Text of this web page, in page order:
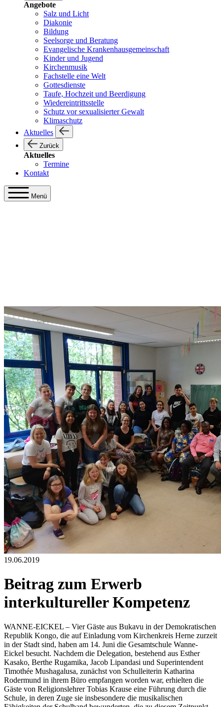
Angebote
Salz und Licht
Diakonie
Bildung
Seelsorge und Beratung
Evangelische Krankenhausgemeinschaft
Kinder und Jugend
Kirchenmusik
Fachstelle eine Welt
Gottesdienste
Taufe, Hochzeit und Beerdigung
Wiedereintrittsstelle
Schutz vor sexualisierter Gewalt
Klimaschutz
Aktuelles
Zurück
Aktuelles
Termine
Kontakt
Menü
19.06.2019
Beitrag zum Erwerb
interkultureller Kompetenz
WANNE-EICKEL – Vier Gäste aus Bukavu in der Demokratischen
Republik Kongo, die auf Einladung vom Kirchenkreis Herne zurzeit
in der Stadt sind, haben am 14. Juni die Gesamtschule Wanne-
Eickel besucht. Nachdem die Delegation, bestehend aus Esther
Kasako, Berthe Rugamika, Jacob Lipandasi und Superintendent
Timothée Mushagalusa, zunächst von Schulleiterin Katharina
Rodermund in ihrem Büro empfangen worden war, erhielten die
Gäste von Religionslehrer Tobias Krause eine Führung durch die
Schule, in deren Zuge sie insbesondere die musikalischen